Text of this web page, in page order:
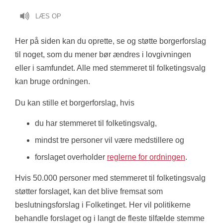
LÆS OP
Her på siden kan du oprette, se og støtte borgerforslag
til noget, som du mener bør ændres i lovgivningen
eller i samfundet. Alle med stemmeret til folketingsvalg
kan bruge ordningen.
Du kan stille et borgerforslag, hvis
du har stemmeret til folketingsvalg,
mindst tre personer vil være medstillere og
forslaget overholder reglerne for ordningen.
Hvis 50.000 personer med stemmeret til folketingsvalg
støtter forslaget, kan det blive fremsat som
beslutningsforslag i Folketinget. Her vil politikerne
behandle forslaget og i langt de fleste tilfælde stemme